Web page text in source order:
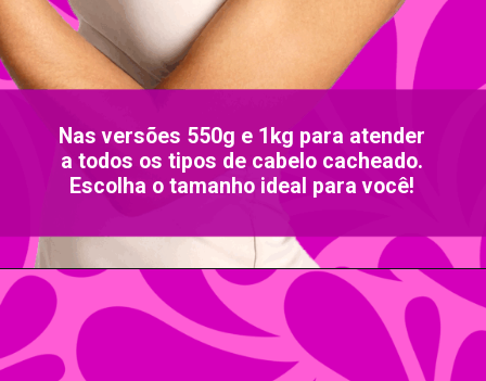
Nas versões 550g e 1kg para atender
a todos os tipos de cabelo cacheado.
Escolha o tamanho ideal para você!